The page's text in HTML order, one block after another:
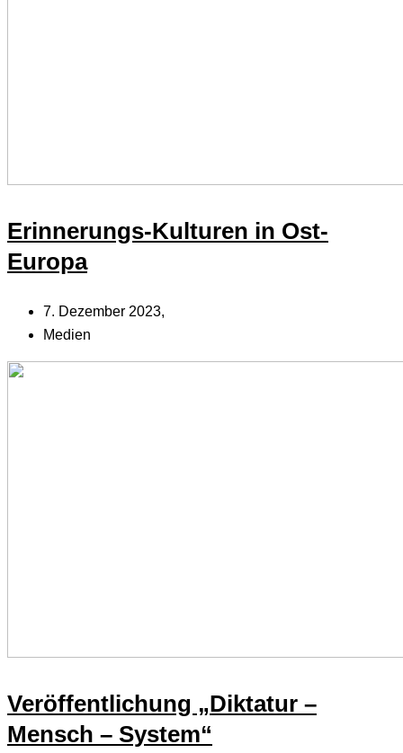
Erinnerungs-Kulturen in Ost-
Europa
7. Dezember 2023,
Medien
Veröffentlichung „Diktatur –
Mensch – System“